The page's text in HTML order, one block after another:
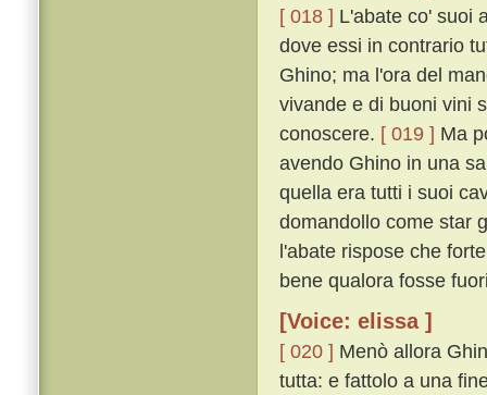
[ 018 ] L'abate co' suoi
dove essi in contrario
Ghino; ma l'ora del
vivande e di buoni vini
conoscere. [ 019 ] Ma
avendo Ghino in una
quella era tutti i suoi
domandollo come star
l'abate rispose che
bene qualora fosse
[Voice: elissa ]
[ 020 ] Menò allora
tutta: e fattolo a una